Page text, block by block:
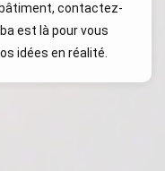
contactez-
est là pour vous
idées en réalité.